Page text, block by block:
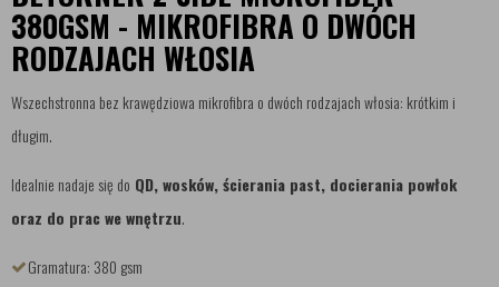
380GSM - MIKROFIBRA O DWÓCH
RODZAJACH WŁOSIA
Wszechstronna bez krawędziowa mikrofibra o dwóch rodzajach włosia: krótkim i
długim.
Idealnie nadaje się do QD, wosków, ścierania past, docierania powłok
oraz do prac we wnętrzu.
Gramatura: 380 gsm